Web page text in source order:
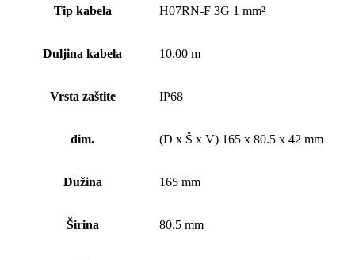
Tip kabela H07RN-F 3G 1 mm²
Duljina kabela 10.00 m
Vrsta zaštite IP68
dim. (D x Š x V) 165 x 80.5 x 42 mm
Dužina 165 mm
Širina 80.5 mm